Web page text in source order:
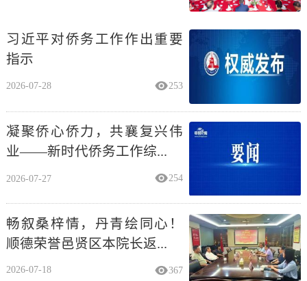
习近平对侨务工作作出重要
指示
2026-07-28 253
凝聚侨心侨力，共襄复兴伟
业——新时代侨务工作综...
2026-07-27 254
畅叙桑梓情，丹青绘同心！
顺德荣誉邑贤区本院长返...
2026-07-18 367